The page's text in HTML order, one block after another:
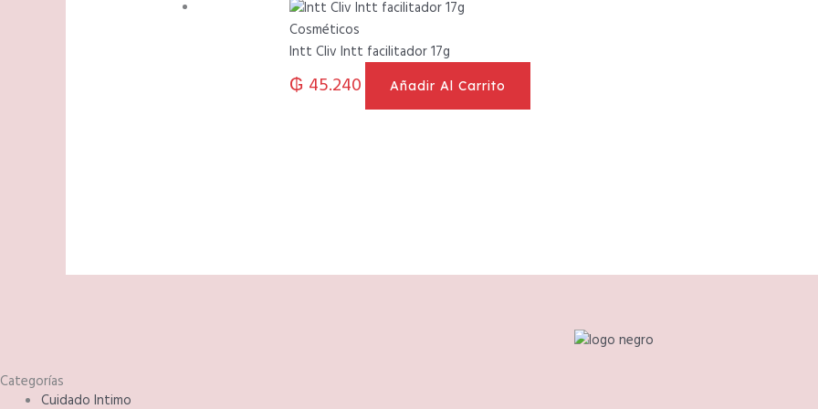
Cosméticos
Intt Cliv Intt facilitador 17g
₲ 45.240 Añadir Al Carrito
Categorías
Cuidado Intimo